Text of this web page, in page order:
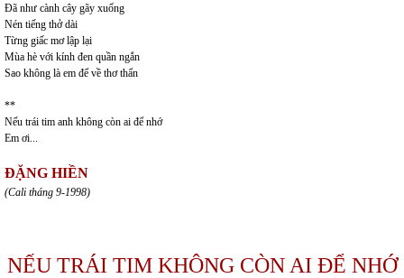
Đã như cành cây gãy xuống
Nén tiếng thở dài
Từng giấc mơ lập lại
Mùa hè với kính đen quần ngắn
Sao không là em để về thơ thẩn
**
Nếu trái tim anh không còn ai để nhớ
Em ơi...
ĐẶNG HIỀN
(Cali tháng 9-1998)
NẾU TRÁI TIM KHÔNG CÒN AI ĐỂ NHỚ